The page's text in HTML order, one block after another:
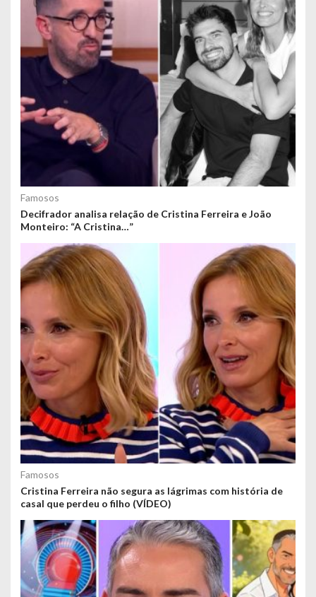
Famosos
Decifrador analisa relação de Cristina Ferreira e João
Monteiro: “A Cristina…”
Famosos
Cristina Ferreira não segura as lágrimas com história de
casal que perdeu o filho (VÍDEO)